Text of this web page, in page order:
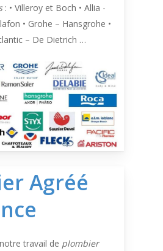
: • Villeroy et Boch • Allia -
• Grohe – Hansgrohe •
– De Dietrich …
Agréé
travail de plombier